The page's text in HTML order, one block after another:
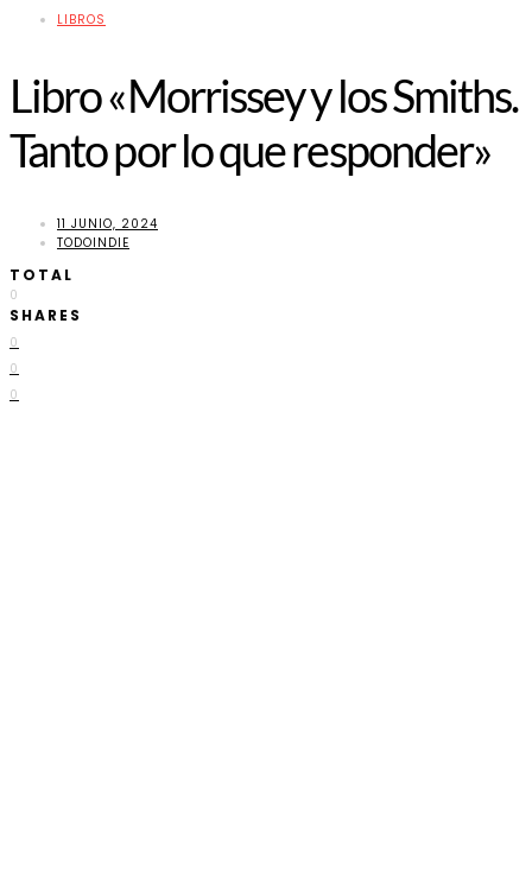
LIBROS
Libro «Morrissey y los Smiths.
Tanto por lo que responder»
11 JUNIO, 2024
TODOINDIE
TOTAL
0
SHARES
0
0
0